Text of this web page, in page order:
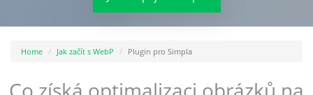
Home Jak začít s WebP Plugin pro Simpla